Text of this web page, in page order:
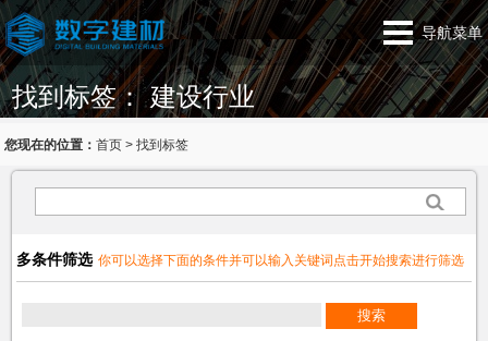
导航菜单
找到标签： 建设行业
您现在的位置：首页 >找到标签
多条件筛选 你可以选择下面的条件并可以输入关键词点击开始搜索进行筛选